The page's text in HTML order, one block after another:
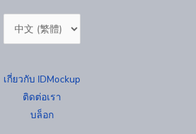
Choose
a
เกี่ยวกับ IDMockup
ติดต่อเรา
บล็อก